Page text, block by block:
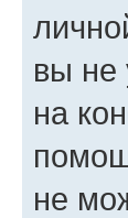
вы не
на
не